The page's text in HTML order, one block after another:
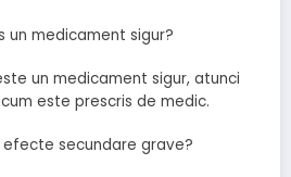
un medicament sigur?
un medicament sigur, atunci
este prescris de medic.
efecte secundare grave?